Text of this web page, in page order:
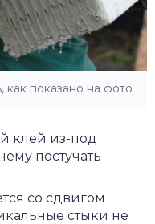
как показано на фото
клей из-под
постучать
со сдвигом
стыки не